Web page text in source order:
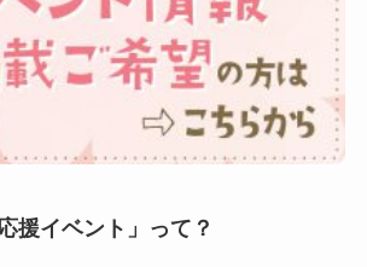
援イベント」って？